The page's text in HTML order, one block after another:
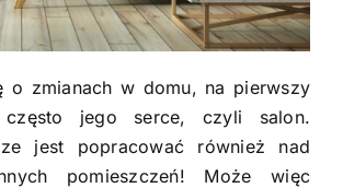
o zmianach w domu, na pierwszy
jego serce, czyli salon.
jest popracować również nad
pomieszczeń! Może więc